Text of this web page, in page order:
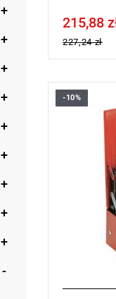
Price tax
215,88
227,24 zł
Zakres
Masa: 1100
-10%